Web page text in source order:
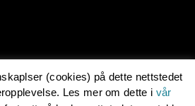
(cookies) på dette nettstedet
Les mer om dette i vår